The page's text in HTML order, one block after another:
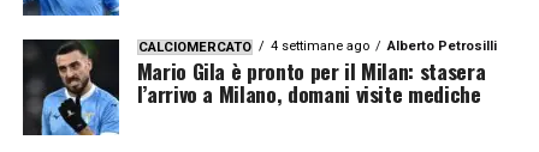
CALCIOMERCATO 4 settimane ago Alberto Petrosilli
Mario Gila è pronto per il Milan: stasera
l’arrivo a Milano, domani visite mediche